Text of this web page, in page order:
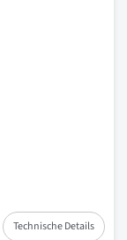
Technische Details